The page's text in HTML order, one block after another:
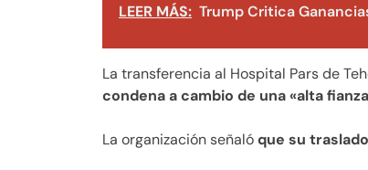
LEER MÁS: Trump Critica
La transferencia al Hospital Pars de
condena a cambio de una «alta
La organización señalóque su